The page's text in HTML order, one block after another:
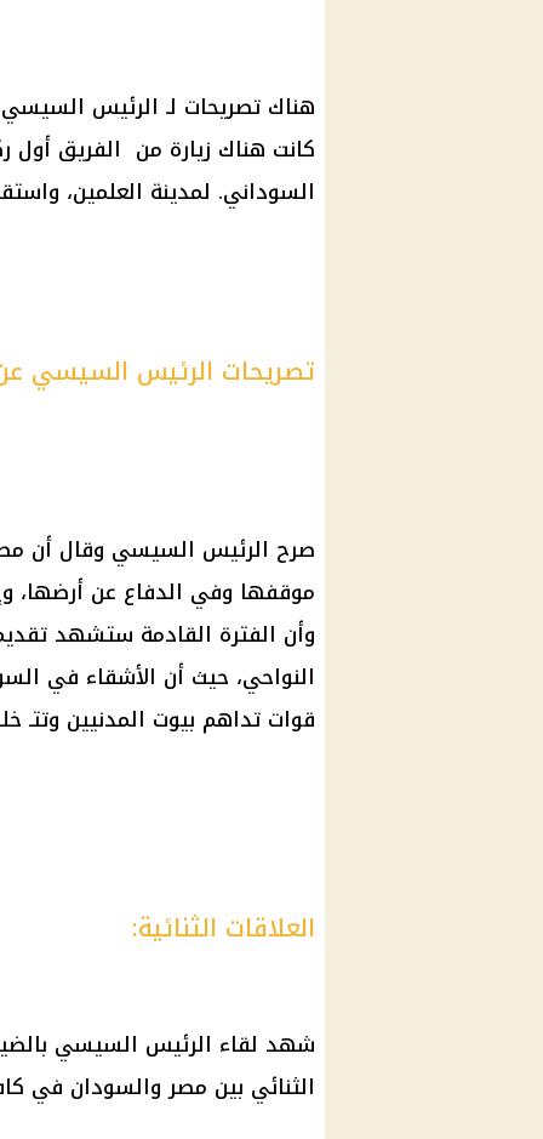
هناك تصريحات لـ الرئيس
كانت هناك زيارة من الفريق أول
السوداني. لمدينة العلمين،
تصريحات الرئيس السيسي
صرح الرئيس السيسي وقال أن
موقفها وفي الدفاع عن أرضها،
وأن الفترة القادمة ستشهد
قوات تداهم بيوت المدنيين
العلاقات الثنائية:
شهد لقاء الرئيس السيسي
الثنائي بين مصر والسودان في